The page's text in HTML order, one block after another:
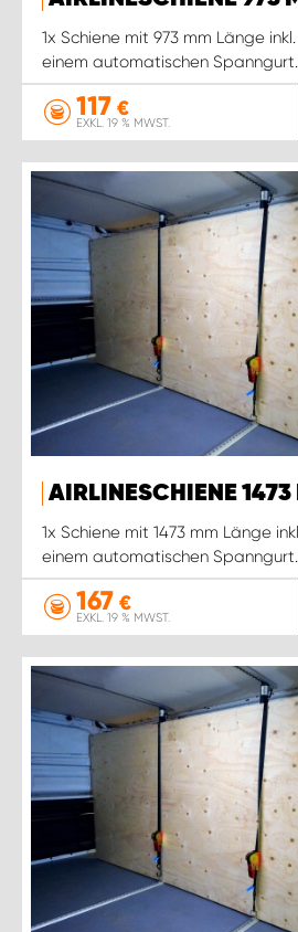
1x Schiene mit 973 mm Länge
einem automatischen Spanngurt.
117 €
EXKL. 19 % MWST.
AIRLINESCHIENE 1473
1x Schiene mit 1473 mm Länge
einem automatischen Spanngurt.
167 €
EXKL. 19 % MWST.
WORK SYSTEM STUTTGART